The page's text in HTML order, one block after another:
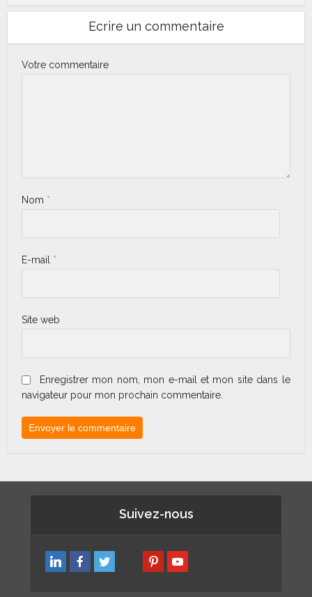
Ecrire un commentaire
Votre commentaire
Nom *
E-mail *
Site web
Enregistrer mon nom, mon e-mail et mon site dans le
navigateur pour mon prochain commentaire.
Suivez-nous